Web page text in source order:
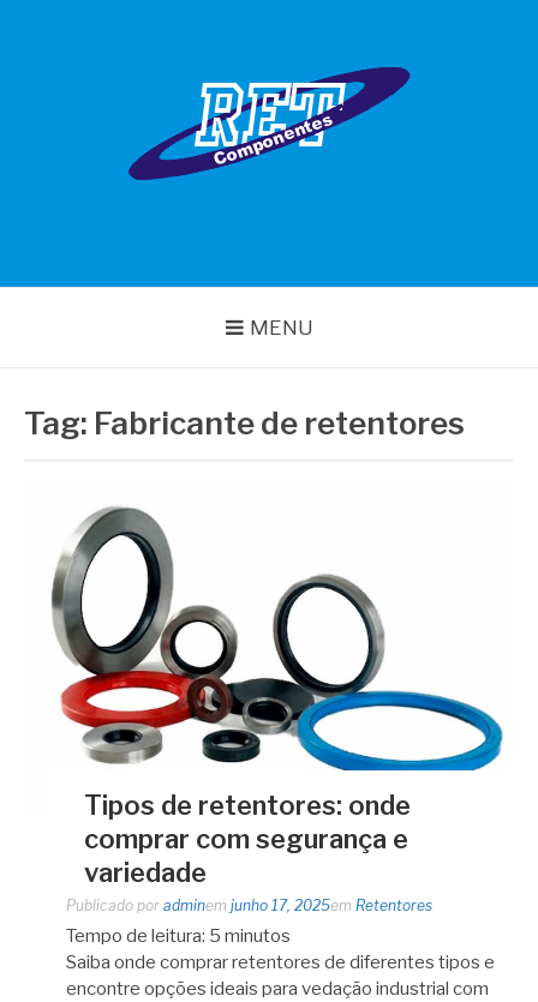
MENU
Tag: Fabricante de retentores
Tipos de retentores: onde
comprar com segurança e
variedade
Publicado por adminem junho 17, 2025em Retentores
Tempo de leitura: 5 minutos
Saiba onde comprar retentores de diferentes tipos e
encontre opções ideais para vedação industrial com